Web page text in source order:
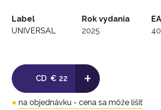
Label
UNIVERSAL
Rok vydania
2025
CD € 22 +
● na objednávku - cena sa môže líšiť